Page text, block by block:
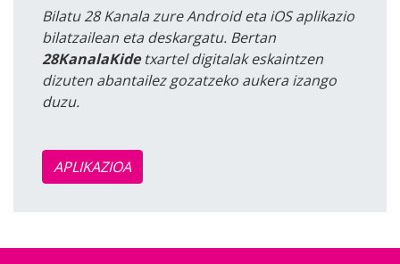
Bilatu 28 Kanala zure Android eta iOS aplikazio
bilatzailean eta deskargatu. Bertan
28KanalaKidetxartel digitalak eskaintzen
dizuten abantailez gozatzeko aukera izango
duzu.
APLIKAZIOA